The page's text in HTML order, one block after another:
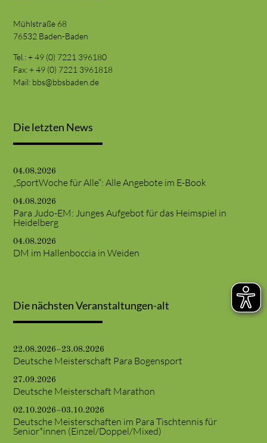
Mühlstraße 68
76532 Baden-Baden
Tel.: + 49 (0) 7221 396180
Fax: + 49 (0) 7221 3961818
Mail: bbs@bbsbaden.de
Die letzten News
04.08.2026
„SportWoche für Alle“: Alle Angebote im E-Book
04.08.2026
Para Judo-EM: Junges Aufgebot für das Heimspiel in
Heidelberg
04.08.2026
DM im Hallenboccia in Weiden
Die nächsten Veranstaltungen-alt
22.08.2026–23.08.2026
Deutsche Meisterschaft Para Bogensport
27.09.2026
Deutsche Meisterschaft Marathon
02.10.2026–03.10.2026
Deutsche Meisterschaften im Para Tischtennis für
Senior*innen (Einzel/Doppel/Mixed)